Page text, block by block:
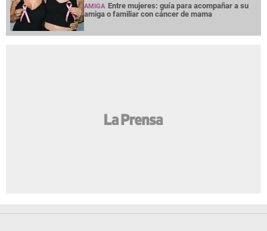
AMIGA Entre mujeres: guía para acompañar a su
amiga o familiar con cáncer de mama